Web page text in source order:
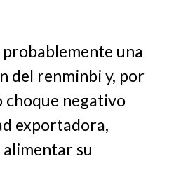
una
del renminbi y, por
negativo
exportadora,
su